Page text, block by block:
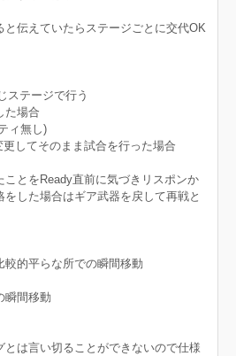
伝えていたらステージごとに交代OK
ステージで行う
た場合
ィ無し)
してそのまま試合を行った場合
ことをReady直前に気づきリスポンか
をした場合はギア武器を戻して再戦と
的平らな所での瞬間移動
瞬間移動
は言い切ることができないので仕様